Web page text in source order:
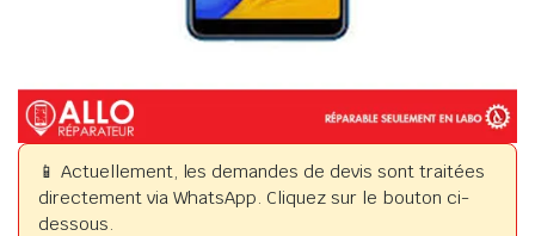
📱 Actuellement, les demandes de devis sont traitées
directement via WhatsApp. Cliquez sur le bouton ci-
dessous.